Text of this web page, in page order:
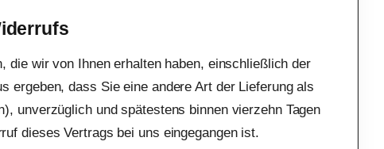
die wir von Ihnen erhalten haben, einschließlich der
ergeben, dass Sie eine andere Art der Lieferung als
unverzüglich und spätestens binnen vierzehn Tagen
dieses Vertrags bei uns eingegangen ist.